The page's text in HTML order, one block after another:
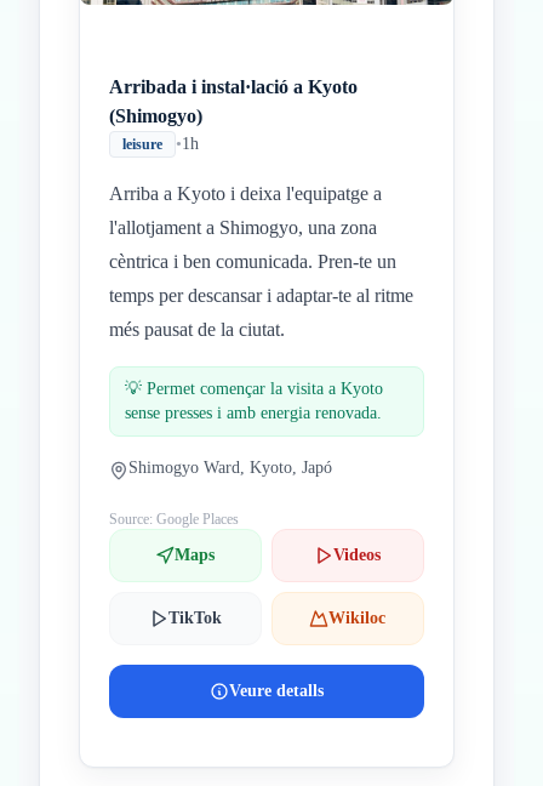
Arribada i instal·lació a Kyoto
(Shimogyo)
leisure •1h
Arriba a Kyoto i deixa l'equipatge a
l'allotjament a Shimogyo, una zona
cèntrica i ben comunicada. Pren-te un
temps per descansar i adaptar-te al ritme
més pausat de la ciutat.
💡 Permet començar la visita a Kyoto
sense presses i amb energia renovada.
Shimogyo Ward, Kyoto, Japó
Source: Google Places
Maps Videos
TikTok Wikiloc
Veure detalls